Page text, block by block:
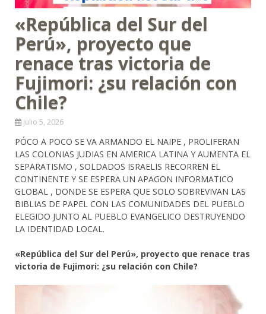
❅
❅
«República del Sur del
Perú», proyecto que
renace tras victoria de
Fujimori: ¿su relación con
Chile?
julio 5, 2026
PÓCO A POCO SE VA ARMANDO EL NAIPE , PROLIFERAN
LAS COLONIAS JUDIAS EN AMERICA LATINA Y AUMENTA EL
SEPARATISMO , SOLDADOS ISRAELIS RECORREN EL
CONTINENTE Y SE ESPERA UN APAGON INFORMATICO
GLOBAL , DONDE SE ESPERA QUE SOLO SOBREVIVAN LAS
BIBLIAS DE PAPEL CON LAS COMUNIDADES DEL PUEBLO
ELEGIDO JUNTO AL PUEBLO EVANGELICO DESTRUYENDO
LA IDENTIDAD LOCAL.
«República del Sur del Perú», proyecto que renace tras
victoria de Fujimori: ¿su relación con Chile?